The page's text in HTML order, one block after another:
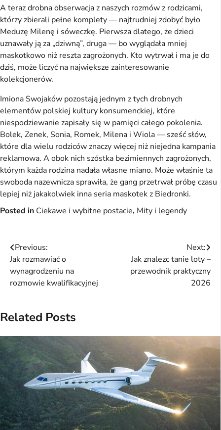
A teraz drobna obserwacja z naszych rozmów z rodzicami,
którzy zbierali pełne komplety — najtrudniej zdobyć było
Meduzę Milenę i sóweczkę. Pierwsza dlatego, że dzieci
uznawały ją za „dziwną”, druga — bo wyglądała mniej
maskotkowo niż reszta zagrożonych. Kto wytrwał i ma je do
dziś, może liczyć na największe zainteresowanie
kolekcjonerów.
Imiona Swojaków pozostają jednym z tych drobnych
elementów polskiej kultury konsumenckiej, które
niespodziewanie zapisały się w pamięci całego pokolenia.
Bolek, Zenek, Sonia, Romek, Milena i Wiola — sześć słów,
które dla wielu rodziców znaczy więcej niż niejedna kampania
reklamowa. A obok nich szóstka bezimiennych zagrożonych,
którym każda rodzina nadała własne miano. Może właśnie ta
swoboda nazewnicza sprawiła, że gang przetrwał próbę czasu
lepiej niż jakakolwiek inna seria maskotek z Biedronki.
Posted in Ciekawe i wybitne postacie, Mity i legendy
Nawigacja
wpisu
Previous:
Jak rozmawiać o
wynagrodzeniu na
rozmowie kwalifikacyjnej
Next:
Jak znalezc tanie loty –
przewodnik praktyczny
2026
Related Posts